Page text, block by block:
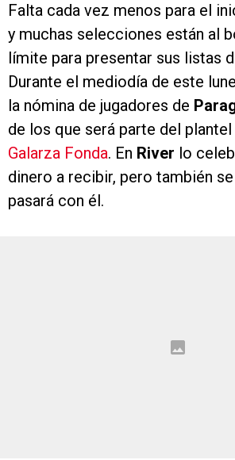
Falta cada vez menos para el
y muchas selecciones están al
límite para presentar sus listas
Durante el mediodía de este
la nómina de jugadores de
de los que será parte del plantel
Galarza Fonda. En River lo
dinero a recibir, pero también
pasará con él.